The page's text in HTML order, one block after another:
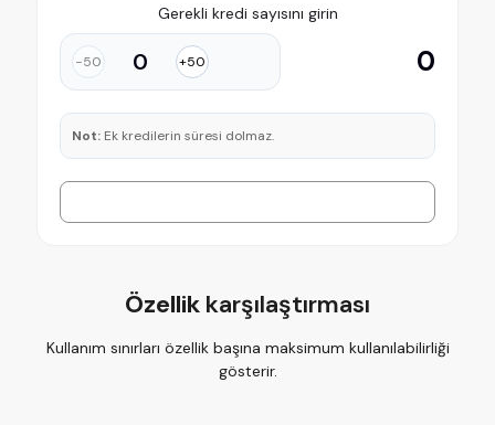
Gerekli kredi sayısını girin
−50 +50 0
Not: Ek kredilerin süresi dolmaz.
Özellik karşılaştırması
Kullanım sınırları özellik başına maksimum kullanılabilirliği
gösterir.